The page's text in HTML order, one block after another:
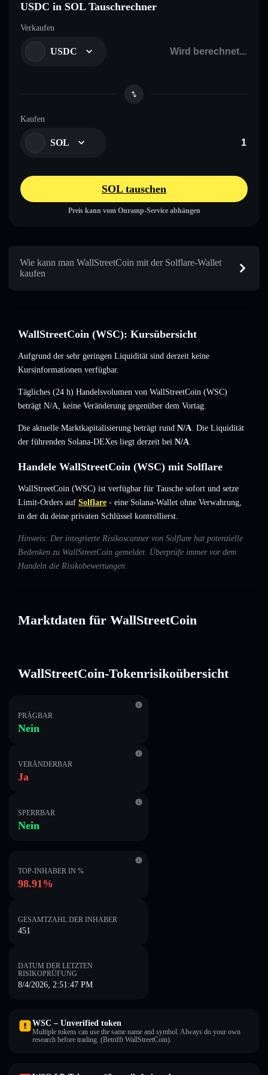
USDC in SOL Tauschrechner
Verkaufen
USDC
Kaufen
SOL
SOL tauschen
Preis kann vom Onramp-Service abhängen
Wie kann man WallStreetCoin mit der Solflare-Wallet
kaufen
WallStreetCoin (WSC): Kursübersicht
Aufgrund der sehr geringen Liquidität sind derzeit keine
Kursinformationen verfügbar.
Tägliches (24 h) Handelsvolumen von WallStreetCoin (WSC)
beträgt N/A, keine Veränderung gegenüber dem Vortag.
Die aktuelle Marktkapitalisierung beträgt rund N/A. Die Liquidität
der führenden Solana-DEXes liegt derzeit bei N/A.
Handele WallStreetCoin (WSC) mit Solflare
WallStreetCoin (WSC) ist verfügbar für Tausche sofort und setze
Limit-Orders auf Solflare - eine Solana-Wallet ohne Verwahrung,
in der du deine privaten Schlüssel kontrollierst.
Hinweis: Der integrierte Risikoscanner von Solflare hat potenzielle
Bedenken zu WallStreetCoin gemeldet. Überprüfe immer vor dem
Handeln die Risikobewertungen.
Marktdaten für WallStreetCoin
WallStreetCoin-Tokenrisikoübersicht
PRÄGBAR
Nein
VERÄNDERBAR
Ja
SPERRBAR
Nein
TOP-INHABER IN %
98.91%
GESAMTZAHL DER INHABER
451
DATUM DER LETZTEN
RISIKOPRÜFUNG
8/4/2026, 2:51:47 PM
WSC – Unverified token
Multiple tokens can use the same name and symbol. Always do your own
research before trading. (Betrifft WallStreetCoin).